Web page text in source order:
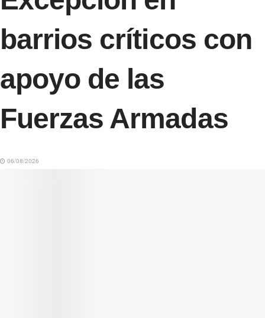
barrios críticos con
apoyo de las
Fuerzas Armadas
06/08/2026